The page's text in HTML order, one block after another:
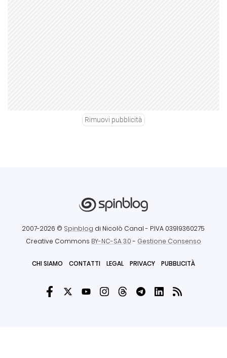
Rimuovi pubblicità
2007-2026 © Spinblog di Nicolò Canal - P.IVA 03919360275
Creative Commons BY-NC-SA 3.0- Gestione Consenso
CHI SIAMO CONTATTI LEGAL PRIVACY PUBBLICITÀ